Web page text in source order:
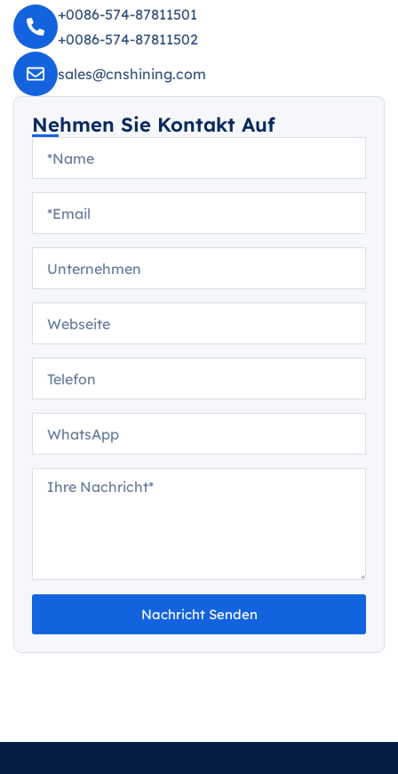
+0086-574-87811501
+0086-574-87811502
sales@cnshining.com
Nehmen Sie Kontakt Auf
Nachricht Senden